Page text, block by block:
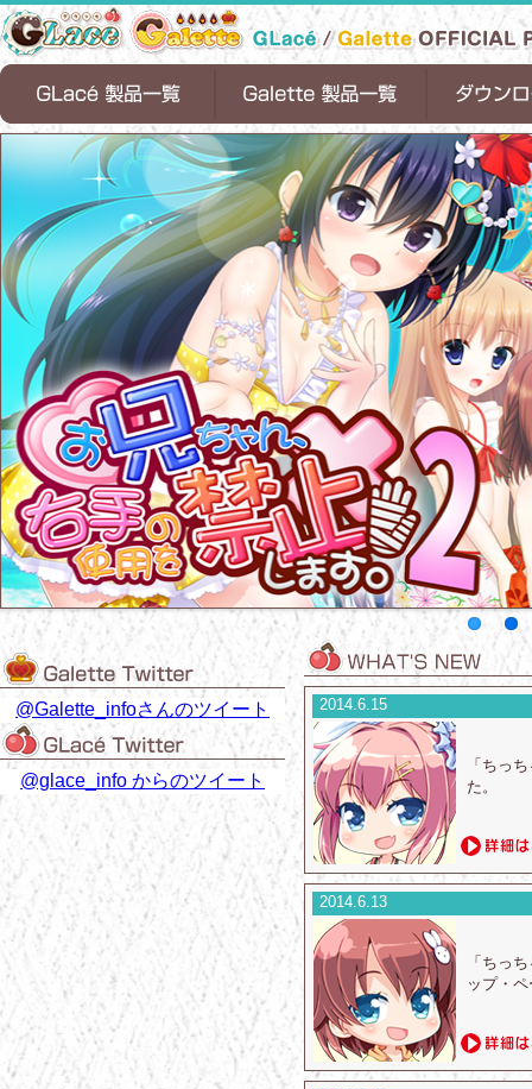
天ノ空レトロスペクト
恋式マニュアル
Timepiece Ensemble
1/2 summer
お兄ちゃん、右手の使用を禁止します！
２
ちっちゃな花嫁
お兄ちゃんティーチャー
ロリポップファクトリー
お兄ちゃん、右手の使用を禁止します。
ちっちゃらぶアパート
お兄ちゃんシェアリング
サンタフル☆サマー
お兄ちゃん、
します！[DL版]
ちっちゃらぶ
恋式マニュア
Timepiece
お兄ちゃんシ
サンタフル☆
1/2
@Galette_infoさんのツイート
@glace_info からのツイート
2014.6.15
「ちっ
た。
2014.6.13
「ちっ
ップ・